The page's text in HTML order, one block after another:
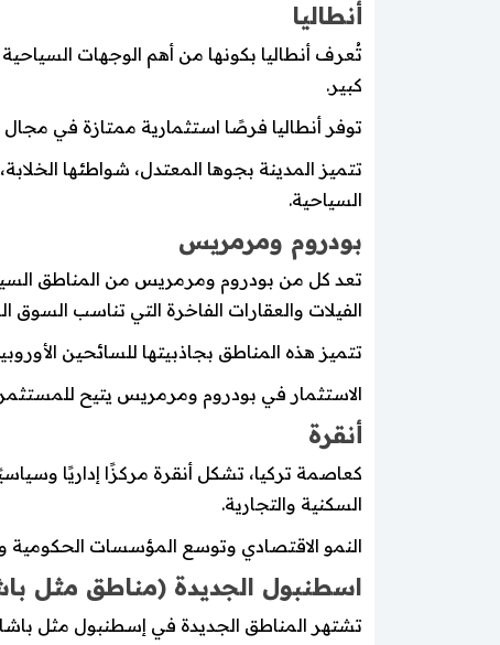
أنطاليا
تُعرف أنطاليا بكونها من أهم الوجهات
كبير.
توفر أنطاليا فرصًا استثمارية ممتازة في
تتميز المدينة بجوها المعتدل، شواطئها
السياحية.
بودروم ومرمريس
تعد كل من بودروم ومرمريس من المناطق
الفيلات والعقارات الفاخرة التي تناسب السوق
تتميز هذه المناطق بجاذبيتها للسائحين
الاستثمار في بودروم ومرمريس يتيح
أنقرة
كعاصمة تركيا، تشكل أنقرة مركزًا إداريًا
السكنية والتجارية.
النمو الاقتصادي وتوسع المؤسسات الحكومية
اسطنبول الجديدة (مناطق مثل
تشتهر المناطق الجديدة في إسطنبول مثل